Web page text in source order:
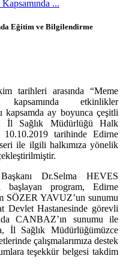
...
Eğitim ve Bilgilendirme
tarihleri arasında “Meme
etkinlikler
kapsamda ay boyunca çeşitli
İl Sağlık Müdürlüğü Halk
10.10.2019 tarihinde Edirne
ile ilgili halkımıza yönelik
Dr.Selma HEVES
başlayan program, Edirne
YAVUZ’un sunumu
Devlet Hastanesinde görevli
CANBAZ’ın sunumu ile
İl Sağlık Müdürlüğümüzce
çalışmalarımıza destek
teşekkür belgesi takdim